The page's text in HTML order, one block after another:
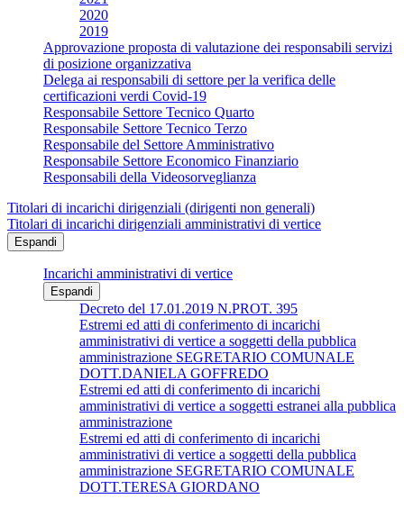
2020
2019
Approvazione proposta di valutazione dei responsabili servizi
di posizione organizzativa
Delega ai responsabili di settore per la verifica delle
certificazioni verdi Covid-19
Responsabile Settore Tecnico Quarto
Responsabile Settore Tecnico Terzo
Responsabile del Settore Amministrativo
Responsabile Settore Economico Finanziario
Responsabili della Videosorveglianza
Titolari di incarichi dirigenziali (dirigenti non generali)
Titolari di incarichi dirigenziali amministrativi di vertice
Espandi
Incarichi amministrativi di vertice
Espandi
Decreto del 17.01.2019 N.PROT. 395
Estremi ed atti di conferimento di incarichi
amministrativi di vertice a soggetti della pubblica
amministrazione SEGRETARIO COMUNALE
DOTT.DANIELA GOFFREDO
Estremi ed atti di conferimento di incarichi
amministrativi di vertice a soggetti estranei alla pubblica
amministrazione
Estremi ed atti di conferimento di incarichi
amministrativi di vertice a soggetti della pubblica
amministrazione SEGRETARIO COMUNALE
DOTT.TERESA GIORDANO